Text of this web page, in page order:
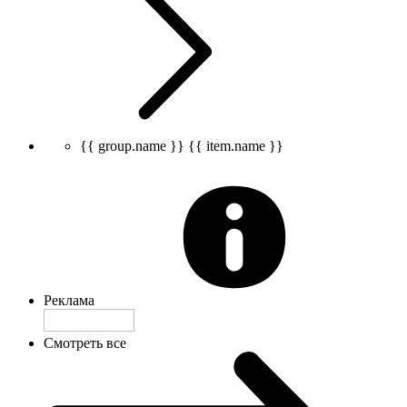
{{ group.name }} {{ item.name }}
Реклама
Смотреть все